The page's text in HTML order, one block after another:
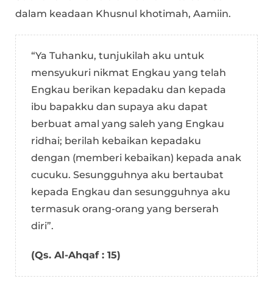
dalam keadaan Khusnul khotimah, Aamiin.
“Ya Tuhanku, tunjukilah aku untuk
mensyukuri nikmat Engkau yang telah
Engkau berikan kepadaku dan kepada
ibu bapakku dan supaya aku dapat
berbuat amal yang saleh yang Engkau
ridhai; berilah kebaikan kepadaku
dengan (memberi kebaikan) kepada anak
cucuku. Sesungguhnya aku bertaubat
kepada Engkau dan sesungguhnya aku
termasuk orang-orang yang berserah
diri”.
(Qs. Al-Ahqaf : 15)